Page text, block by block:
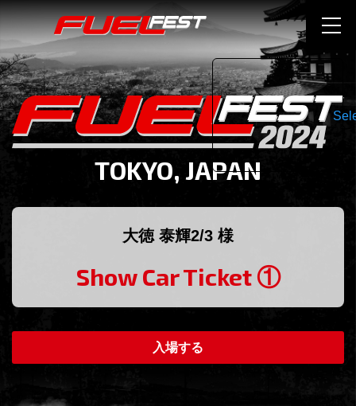
TOKYO, JAPAN
大徳 泰輝2/3 様
Show Car Ticket ①